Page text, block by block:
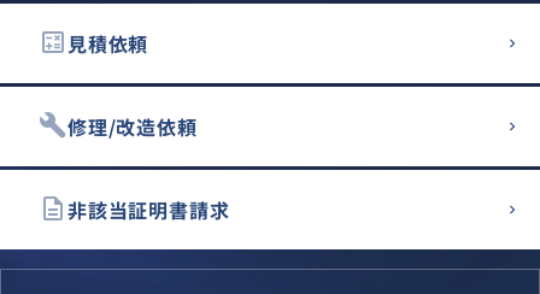
calculate見積依頼
build修理/改造依頼
description非該当証明書請求